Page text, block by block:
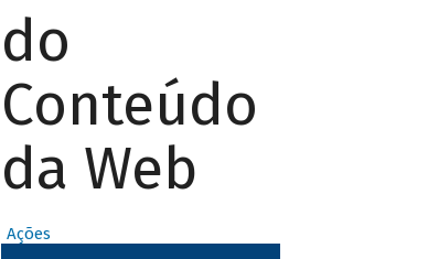
do
Conteúdo
da Web
Ações